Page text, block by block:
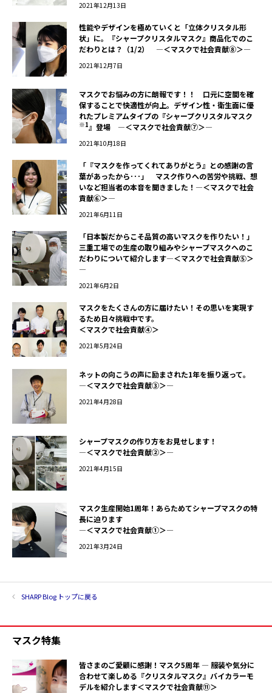
2021年12月13日
性能やデザインを極めていくと「立体クリスタル形
状」に。『シャープクリスタルマスク』商品化でのこ
だわりとは？（1/2） ―＜マスクで社会貢献⑧＞―
2021年12月7日
マスクでお悩みの方に朗報です！！ 口元に空間を確
保することで快適性が向上。デザイン性・衛生面に優
れたプレミアムタイプの『シャープクリスタルマスク
※1 』登場 ―＜マスクで社会貢献⑦＞―
2021年10月18日
「『マスクを作ってくれてありがとう』との感謝の言
葉があったから･･･」 マスク作りへの苦労や挑戦、想
いなど担当者の本音を聞きました！―＜マスクで社会
貢献⑥＞―
2021年6月11日
「日本製だからこそ品質の高いマスクを作りたい！」
三重工場での生産の取り組みやシャープマスクへのこ
だわりについて紹介します―＜マスクで社会貢献⑤＞
―
2021年6月2日
マスクをたくさんの方に届けたい！その思いを実現す
るため日々挑戦中です。
――＜マスクで社会貢献④＞
2021年5月24日
ネットの向こうの声に励まされた1年を振り返って。
―＜マスクで社会貢献③＞―
2021年4月28日
シャープマスクの作り方をお見せします！
―＜マスクで社会貢献②＞―
2021年4月15日
マスク生産開始1周年！あらためてシャープマスクの特
長に迫ります
―＜マスクで社会貢献①＞―
2021年3月24日
SHARP Blog トップに戻る
マスク特集
皆さまのご愛顧に感謝！マスク5周年 ― 服装や気分に
合わせて楽しめる『クリスタルマスク』バイカラーモ
デルを紹介します＜マスクで社会貢献⑪＞